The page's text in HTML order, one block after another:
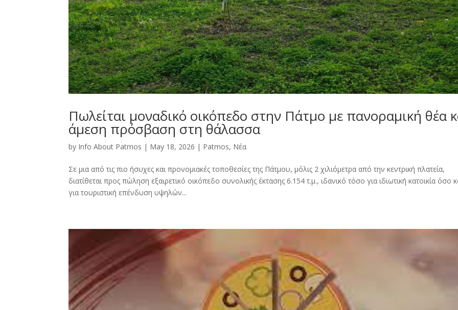
Πωλείται μοναδικό οικόπεδο στην Πάτμο με πανοραμική θέα
άμεση πρόσβαση στη θάλασσα
by Info About Patmos | May 18, 2026 | Patmos, Νέα
Σε μια από τις πιο ήσυχες και προνομιακές τοποθεσίες της Πάτμου, μόλις 2 χιλιόμετρα από την κεντρική πλατεία,
διατίθεται προς πώληση εξαιρετικό οικόπεδο συνολικής έκτασης 6.154 τ.μ., ιδανικό τόσο για ιδιωτική κατοικία όσο
για τουριστική επένδυση υψηλών...